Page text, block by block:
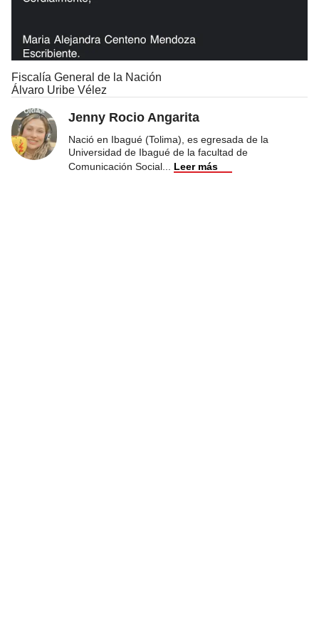
Fiscalía General de la Nación
Álvaro Uribe Vélez
Jenny Rocio Angarita
Nació en Ibagué (Tolima), es egresada de la
Universidad de Ibagué de la facultad de
Comunicación Social
Leer más